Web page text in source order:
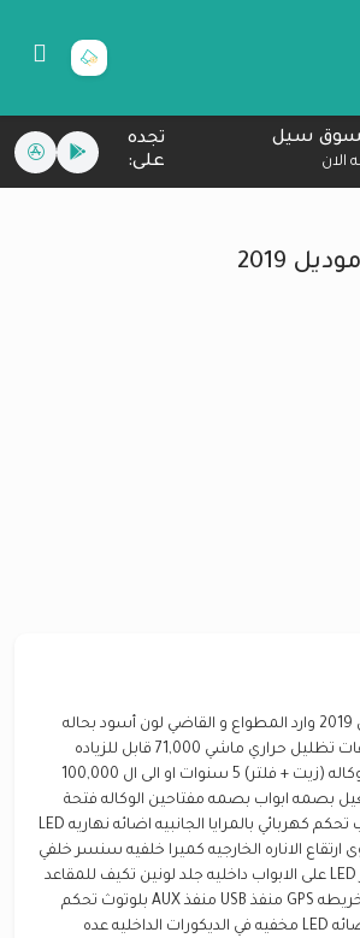
سيل
الان
تجده
على:
للبيع DFM AX7 موديل 2019 وارد المطواع و القاضي لون أسود بحاله
ممتازه كامل المواصفات تظليل حراري ماشي 71,000 قابل للزياده
سيرفس مجاني في الوكاله (زيت + فلتر) 5 سنوات او الى ال 100,000
بصمه ابواب بصمه مفتاحين الوكاله فتحة
سقف كشافات ضباب تحكم كهربائي بالمرايا الجانبيه اضائه نهاريه LED
الاناره الخارجيه كميرا خلفيه سنسر خلفي
شعار الشركه برجكتور LED على الابواب داخليه جلد لونين تكيف للمقاعد
الخلفيه شاشة تتش خريطه GPS منفذ USB منفذ AUX بلوتوث تحكم
سكان مثبت سرعه اضائه LED مخفيه في الديكورات الداخليه عده